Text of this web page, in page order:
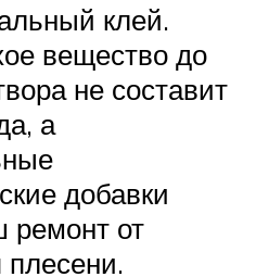
клей.
вещество до
не составит
а
добавки
ремонт от
плесени.